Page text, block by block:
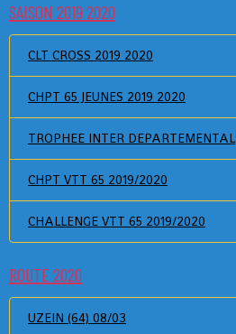
SAISON 2019 2020
CLT CROSS 2019 2020
CHPT 65 JEUNES 2019 2020
TROPHEE INTER DEPARTEMENTAL
CHPT VTT 65 2019/2020
CHALLENGE VTT 65 2019/2020
ROUTE 2020
UZEIN (64) 08/03